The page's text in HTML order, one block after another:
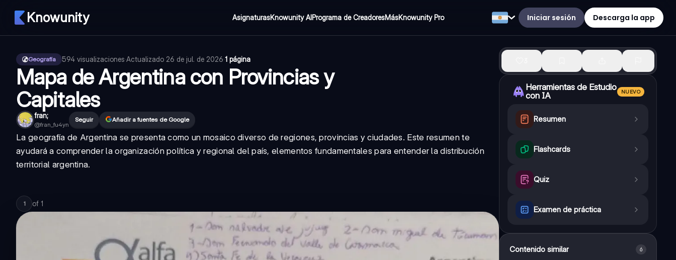
Knowunity AsignaturasKnowunity AIPrograma de CreadoresMásKnowunity Pro Iniciar sesión Descarga la app
Geografía 594 visualizaciones·Actualizado 26 de jul. de 2026·1 página
Mapa de Argentina con Provincias y
Capitales
fran;
@fran_fu4yn
Seguir Añadir a fuentes de Google
La geografía de Argentina se presenta como un mosaico diverso de regiones, provincias y ciudades. Este resumen te
ayudará a comprender la organización política y regional del país, elementos fundamentales para entender la distribución
territorial argentina.
1 of 1
Herramientas de Estudio
con IA
NUEVO
Resumen
Flashcards
Quiz
Examen de práctica
Contenido similar 6